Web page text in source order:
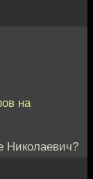
на
Николаевич?